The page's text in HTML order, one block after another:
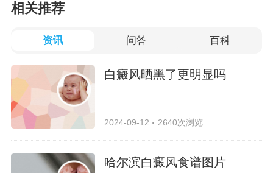
相关推荐
资讯 问答 百科
白癜风晒黑了更明显吗
2024-09-12 2640次浏览
哈尔滨白癜风食谱图片